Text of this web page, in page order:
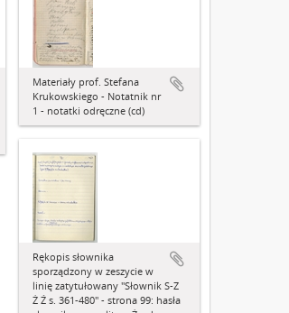
Materiały prof. Stefana
Krukowskiego - Notatnik nr
1 - notatki odręczne (cd)
Rękopis słownika
sporządzony w zeszycie w
linię zatytułowany "Słownik S-Z
Ż Ź s. 361-480" - strona 99: hasła